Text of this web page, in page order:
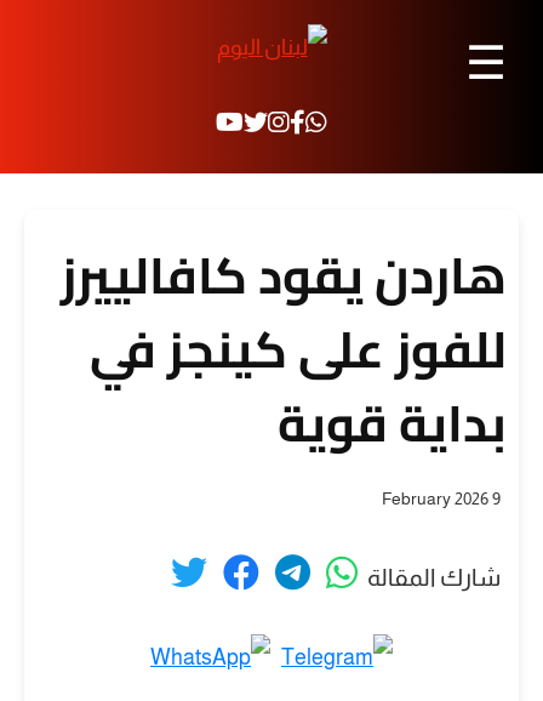
☰
هاردن يقود كافالييرز
للفوز على كينجز في
بداية قوية
9 February 2026
شارك المقالة